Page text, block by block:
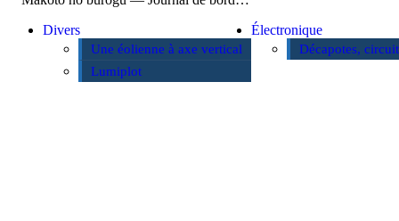
Divers
Une éolienne à axe vertical
Lumiplot
Électronique
Décapotes,